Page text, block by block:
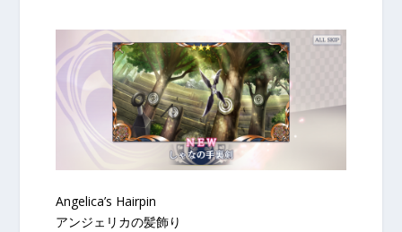
Angelica’s Hairpin
アンジェリカの髪飾り